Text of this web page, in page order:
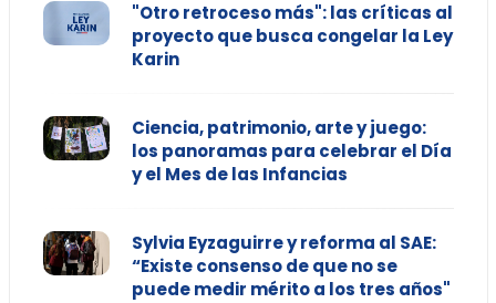
"Otro retroceso más": las críticas al
proyecto que busca congelar la Ley
Karin
Ciencia, patrimonio, arte y juego:
los panoramas para celebrar el Día
y el Mes de las Infancias
Sylvia Eyzaguirre y reforma al SAE:
“Existe consenso de que no se
puede medir mérito a los tres años"